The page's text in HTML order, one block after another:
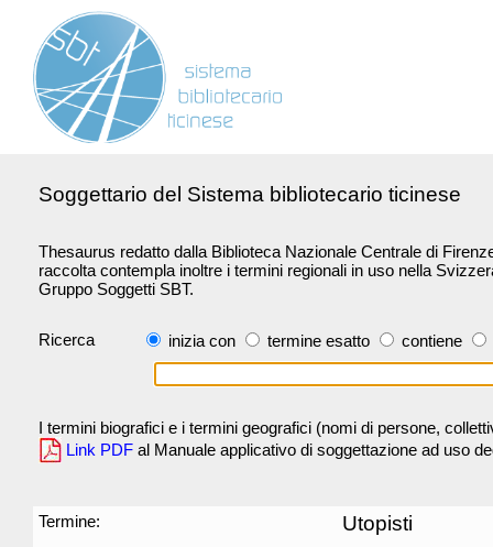
Soggettario del Sistema bibliotecario ticinese
Thesaurus redatto dalla Biblioteca Nazionale Centrale di
raccolta contempla inoltre i termini regionali in uso nella
Gruppo Soggetti SBT.
Ricerca inizia con termine esatto contiene
I termini biografici e i termini geografici (nomi di persone,
Link PDF al Manuale applicativo di soggettazione ad uso
Termine: Utopisti